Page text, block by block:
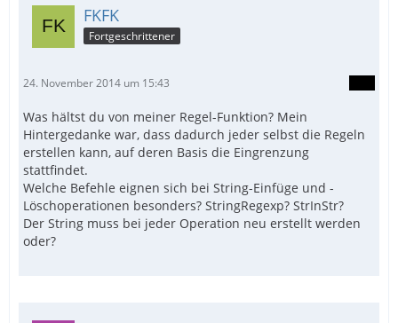
FKFK
Fortgeschrittener
24. November 2014 um 15:43
Was hältst du von meiner Regel-Funktion? Mein
Hintergedanke war, dass dadurch jeder selbst die Regeln
erstellen kann, auf deren Basis die Eingrenzung
stattfindet.
Welche Befehle eignen sich bei String-Einfüge und -
Löschoperationen besonders? StringRegexp? StrInStr?
Der String muss bei jeder Operation neu erstellt werden
oder?